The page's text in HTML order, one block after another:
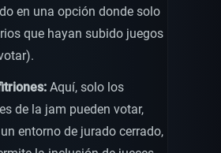
en una opción donde solo
que hayan subido juegos
Aquí, solo los
de la jam pueden votar,
entorno de jurado cerrado,